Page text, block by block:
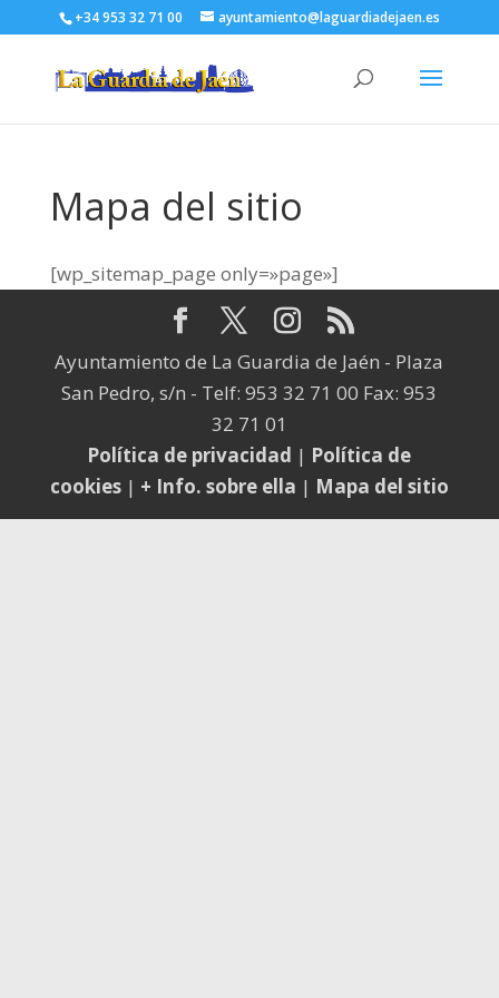
+34 953 32 71 00 ayuntamiento@laguardiadejaen.es
Mapa del sitio
[wp_sitemap_page only=»page»]
Ayuntamiento de La Guardia de Jaén - Plaza
San Pedro, s/n - Telf: 953 32 71 00 Fax: 953
32 71 01
Política de privacidad | Política de
cookies| + Info. sobre ella | Mapa del sitio